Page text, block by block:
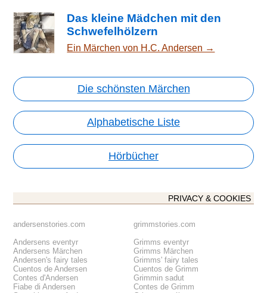
Das kleine Mädchen mit den
Schwefelhölzern
Ein Märchen von H.C. Andersen →
Die schönsten Märchen
Alphabetische Liste
Hörbücher
PRIVACY & COOKIES
andersenstories.com
Andersens eventyr
Andersens Märchen
Andersen's fairy tales
Cuentos de Andersen
Contes d'Andersen
Fiabe di Andersen
grimmstories.com
Grimms eventyr
Grimms Märchen
Grimms' fairy tales
Cuentos de Grimm
Grimmin sadut
Contes de Grimm